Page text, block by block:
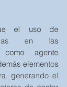
el uso de
en las
como agente
elementos
generando el